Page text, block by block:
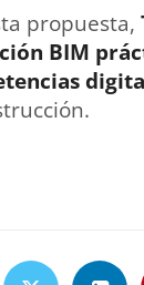
propuesta,
BIM